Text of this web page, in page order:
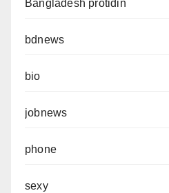
Bangladesh protidin
bdnews
bio
jobnews
phone
sexy